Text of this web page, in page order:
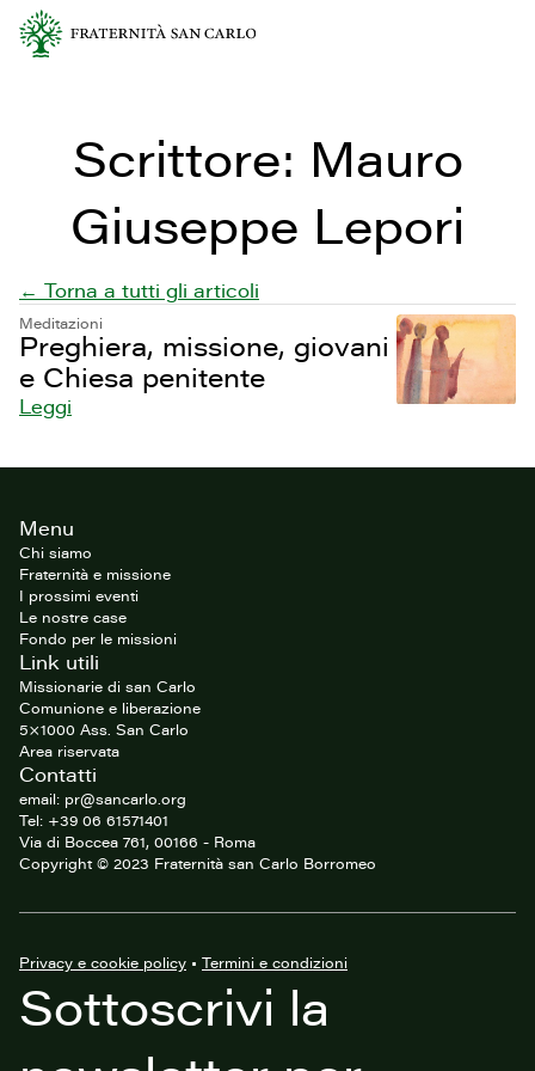
Scrittore: Mauro
Giuseppe Lepori
← Torna a tutti gli articoli
Meditazioni
Preghiera, missione, giovani
e Chiesa penitente
Leggi
FooterMenu
Chi siamo
Fraternità e missione
I prossimi eventi
Le nostre case
Fondo per le missioni
Link utili
Missionarie di san Carlo
Comunione e liberazione
5×1000 Ass. San Carlo
Area riservata
Contatti
email: pr@sancarlo.org
Tel: +39 06 61571401
Via di Boccea 761, 00166 - Roma
Copyright © 2023 Fraternità san Carlo Borromeo
Privacy e cookie policy • Termini e condizioni
Sottoscrivi la